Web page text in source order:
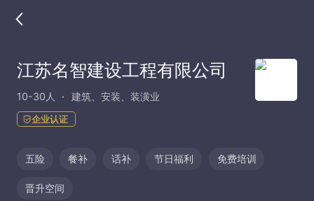
江苏名智建设工程有限公司
10-30人 建筑、安装、装潢业
企业认证
五险 餐补 话补 节日福利 免费培训
晋升空间